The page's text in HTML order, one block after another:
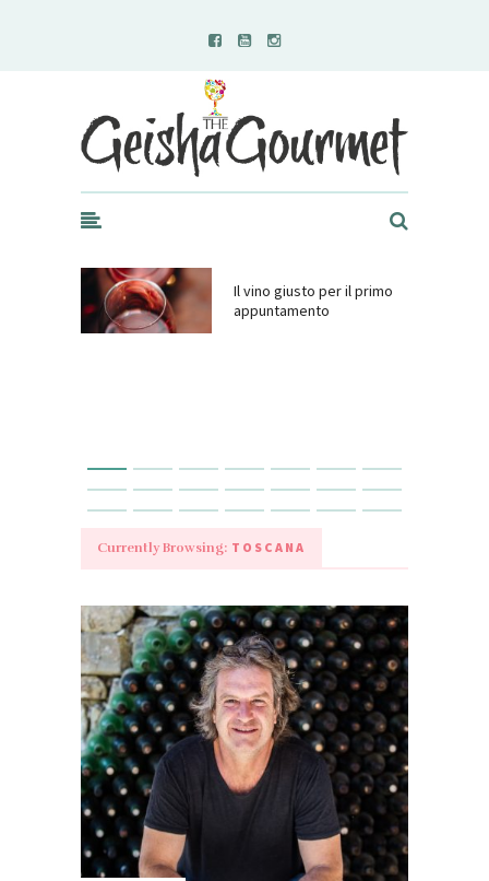
Geisha Gourmet
Il vino giusto per il primo
appuntamento
Currently Browsing: TOSCANA